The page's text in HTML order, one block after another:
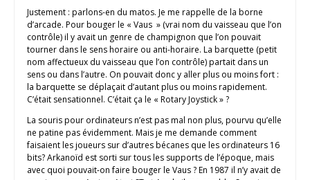
Justement : parlons-en du matos. Je me rappelle de la borne
d’arcade. Pour bouger le « Vaus » (vrai nom du vaisseau que l’on
contrôle) il y avait un genre de champignon que l’on pouvait
tourner dans le sens horaire ou anti-horaire. La barquette (petit
nom affectueux du vaisseau que l’on contrôle) partait dans un
sens ou dans l’autre. On pouvait donc y aller plus ou moins fort :
la barquette se déplaçait d’autant plus ou moins rapidement.
C’était sensationnel. C’était ça le « Rotary Joystick » ?
La souris pour ordinateurs n’est pas mal non plus, pourvu qu’elle
ne patine pas évidemment. Mais je me demande comment
faisaient les joueurs sur d’autres bécanes que les ordinateurs 16
bits? Arkanoïd est sorti sur tous les supports de l’époque, mais
avec quoi pouvait-on faire bouger le Vaus ? En 1987 il n’y avait de